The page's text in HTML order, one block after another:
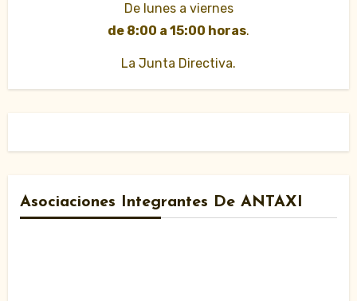
De lunes a viernes
de 8:00 a 15:00 horas.
La Junta Directiva.
Asociaciones Integrantes De ANTAXI